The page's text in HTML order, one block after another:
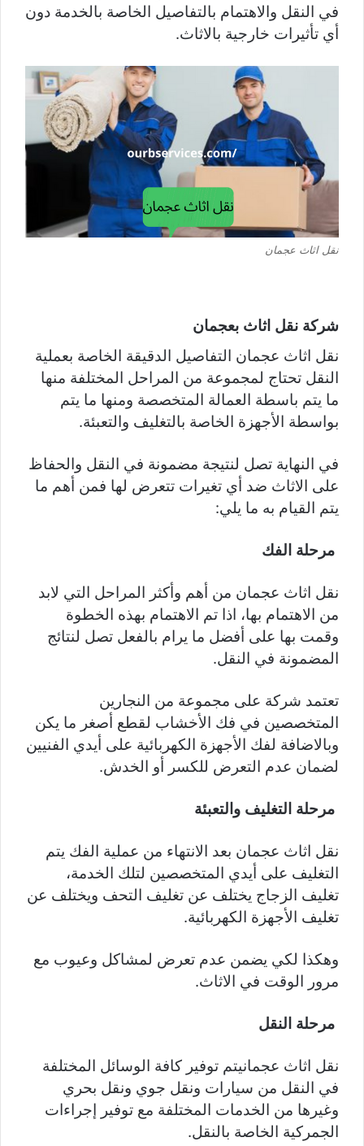
في النقل والاهتمام بالتفاصيل الخاصة بالخدمة دون
أي تأثيرات خارجية بالاثاث.
نقل اثاث عجمان
شركة نقل اثاث بعجمان
نقل اثاث عجمان التفاصيل الدقيقة الخاصة بعملية
النقل تحتاج لمجموعة من المراحل المختلفة منها
ما يتم باسطة العمالة المتخصصة ومنها ما يتم
بواسطة الأجهزة الخاصة بالتغليف والتعبئة.
في النهاية تصل لنتيجة مضمونة في النقل والحفاظ
على الاثاث ضد أي تغيرات تتعرض لها فمن أهم ما
يتم القيام به ما يلي:
مرحلة الفك
نقل اثاث عجمان من أهم وأكثر المراحل التي لابد
من الاهتمام بها، اذا تم الاهتمام بهذه الخطوة
وقمت بها على أفضل ما يرام بالفعل تصل لنتائج
المضمونة في النقل.
تعتمد شركة على مجموعة من النجارين
المتخصصين في فك الأخشاب لقطع أصغر ما يكن
وبالاضافة لفك الأجهزة الكهربائية على أيدي الفنيين
لضمان عدم التعرض للكسر أو الخدش.
مرحلة التغليف والتعبئة
نقل اثاث عجمان بعد الانتهاء من عملية الفك يتم
التغليف على أيدي المتخصصين لتلك الخدمة،
تغليف الزجاج يختلف عن تغليف التحف ويختلف عن
تغليف الأجهزة الكهربائية.
وهكذا لكي يضمن عدم تعرض لمشاكل وعيوب مع
مرور الوقت في الاثاث.
مرحلة النقل
نقل اثاث عجمانيتم توفير كافة الوسائل المختلفة
في النقل من سيارات ونقل جوي ونقل بحري
وغيرها من الخدمات المختلفة مع توفير إجراءات
الجمركية الخاصة بالنقل.